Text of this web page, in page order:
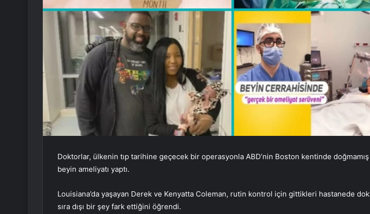
Doktorlar, ülkenin tıp tarihine geçecek bir operasyonla ABD’nin Boston kentinde
beyin ameliyatı yaptı.
Louisiana’da yaşayan Derek ve Kenyatta Coleman, rutin kontrol için gittikleri hastanede
sıra dışı bir şey fark ettiğini öğrendi.